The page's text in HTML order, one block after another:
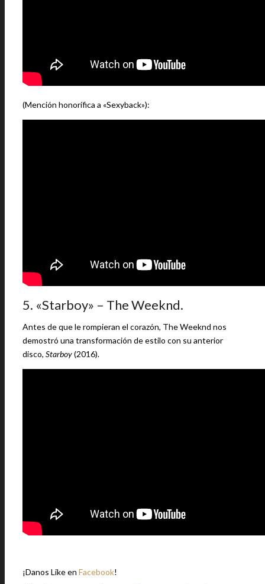
(Mención honorífica a «Sexyback»):
5. «Starboy» – The Weeknd.
Antes de que le rompieran el corazón, The Weeknd nos
demostró una transformación de estilo con su anterior
disco, Starboy(2016).
¡Danos Like en Facebook!